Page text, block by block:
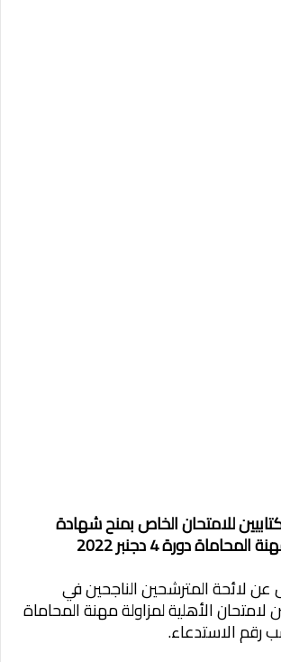
للامتحان الخاص بمنح شهادة
دورة 4 دجنبر 2022
عن لائحة المترشحين الناجحين في
لامتحان الأهلية لمزاولة مهنة المحاماة